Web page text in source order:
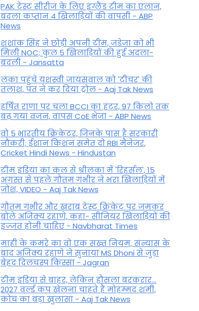
PAK टेस्ट सीरीज के लिए इंग्लैंड टीम का एलान,
बदला कप्तान 4 खिलाड़ियों की वापसी - ABP
News
शशांक सिंह ने छोड़ी अपनी टीम, जडेजा को भी
मिली NOC; कुल 5 खिलाड़ियों की हुई अदला-
बदली - Jansatta
लंका पहुंचे यशस्वी जायसवाल को 'टीचर' की
तलाश, पंत ने कर द‍िया ट्रोल - Aaj Tak News
हर्षित राणा पर चला BCCI का हंटर, 97 किलो तक
बढ़ गया वजन, वापस CoE भेजा - ABP News
वो 5 भारतीय क्रिकेटर, जिनके पास है सरकारी
नौकरी; ईशान किशन समेत दो RBI मैनेजर,
Cricket Hindi News - Hindustan
टीम इंडिया का कल से श्रीलंका में 'रिहर्सल', 15
अगस्त से पहले गौतम गंभीर ने भरा ख‍िलाड़‍ियों में
जोश, VIDEO - Aaj Tak News
गौतम गंभीर और खराब टेस्ट क्रिकेट पर जमकर
बोले अजिंक्य रहाणे, कहा- सीनियर खिलाड़ियों की
इज्जत होनी चाहिए - Navbharat Times
माही के कमरे का वो एक सख्त नियम, संन्यास के
बाद अजिंक्‍य रहाणे ने सुनाया MS Dhoni से जुड़ा
बेहद दिलचस्प किस्सा - Jagran
टीम इंडिया से बाहर, लेकिन हौसला बरकरार...
2027 वर्ल्ड कप खेलना चाहते हैं मोहम्मद शमी,
कोच का बड़ा खुलासा - Aaj Tak News